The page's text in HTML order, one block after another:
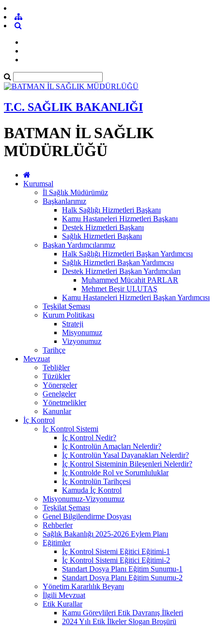
T.C. SAĞLIK BAKANLIĞI
BATMAN İL SAĞLIK
MÜDÜRLÜĞÜ
Kurumsal
İl Sağlık Müdürümüz
Başkanlarımız
Halk Sağlığı Hizmetleri Başkanı
Kamu Hastaneleri Hizmetleri Başkanı
Destek Hizmetleri Başkanı
Sağlık Hizmetleri Başkanı
Başkan Yardımcılarımız
Halk Sağlığı Hizmetleri Başkan Yardımcısı
Sağlık Hizmetleri Başkan Yardımcısı
Destek Hizmetleri Başkan Yardımcıları
Muhammed Mücahit PARLAR
Mehmet Beşir ULUTAŞ
Kamu Hastaneleri Hizmetleri Başkan Yardımcısı
Teşkilat Şeması
Kurum Politikası
Strateji
Misyonumuz
Vizyonumuz
Tarihçe
Mevzuat
Tebliğler
Tüzükler
Yönergeler
Genelgeler
Yönetmelikler
Kanunlar
İç Kontrol
İç Kontrol Sistemi
İç Kontrol Nedir?
İç Kontrolün Amaçları Nelerdir?
İç Kontrolün Yasal Dayanakları Nelerdir?
İç Kontrol Sisteminin Bileşenleri Nelerdir?
İç Kontrolde Rol ve Sorumluluklar
İç Kontrolün Tarihçesi
Kamuda İç Kontrol
Misyonumuz-Vizyonumuz
Teşkilat Şeması
Genel Bilgilendirme Dosyası
Rehberler
Sağlık Bakanlığı 2025-2026 Eylem Planı
Eğitimler
İç Kontrol Sistemi Eğitici Eğitimi-1
İç Kontrol Sistemi Eğitici Eğitimi-2
Standart Dosya Planı Eğitim Sunumu-1
Standart Dosya Planı Eğitim Sunumu-2
Yönetim Kararlılık Beyanı
İlgili Mevzuat
Etik Kurallar
Kamu Görevlileri Etik Davranış İlkeleri
2024 Yılı Etik İlkeler Slogan Broşürü